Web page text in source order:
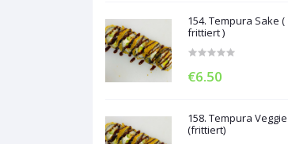
154. Tempura Sake (
frittiert )
€6.50
158. Tempura Veggie
(frittiert)